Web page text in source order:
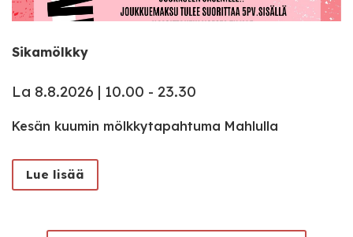
Sikamölkky
La 8.8.2026 | 10.00 - 23.30
Kesän kuumin mölkkytapahtuma Mahlulla
Lue lisää